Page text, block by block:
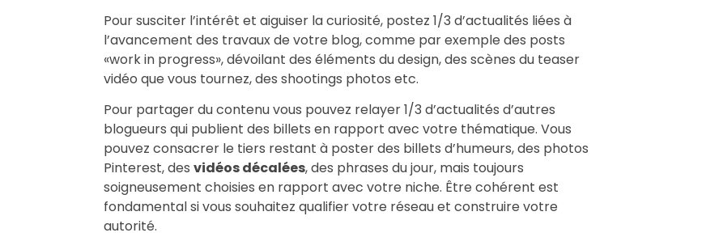
Pour susciter l’intérêt et aiguiser la curiosité, postez 1/3 d’actualités liées à
l’avancement des travaux de votre blog, comme par exemple des posts
«work in progress», dévoilant des éléments du design, des scènes du teaser
vidéo que vous tournez, des shootings photos etc.
Pour partager du contenu vous pouvez relayer 1/3 d’actualités d’autres
blogueurs qui publient des billets en rapport avec votre thématique. Vous
pouvez consacrer le tiers restant à poster des billets d’humeurs, des photos
Pinterest, des vidéos décalées, des phrases du jour, mais toujours
soigneusement choisies en rapport avec votre niche. Être cohérent est
fondamental si vous souhaitez qualifier votre réseau et construire votre
autorité.